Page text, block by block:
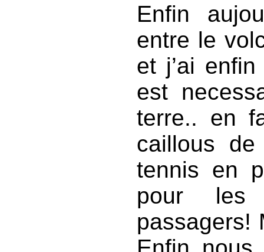
Enfin
entre le
et j’ai
est
terre.. en
caillous
tennis en
pour les
passagers!